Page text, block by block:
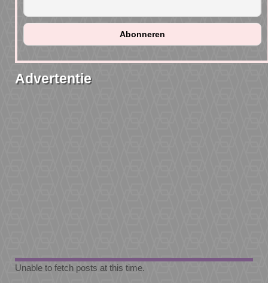
Advertentie
Unable to fetch posts at this time.